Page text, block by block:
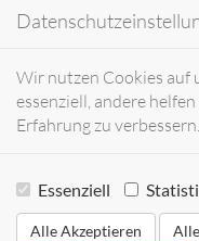
Wir nutzen Cookies auf
essenziell, andere
Erfahrung zu verbessern.
Essenziell
Alle Akzeptieren